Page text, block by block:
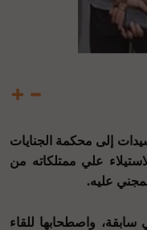
نيوز :- أحال المحامي العام الأول لنيابة اكتوبر بمصر , رجلين و3 سيدات إلى محكمة الجنايات
علي ممتلكاته من
عليه.
سابقة، واصطحابها للقاء